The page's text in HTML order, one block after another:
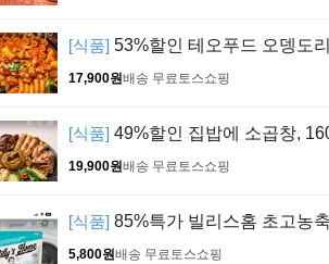
[식품] 53%할인 테오푸드 오뎅도
17,900원배송 무료토스쇼핑
[식품] 49%할인 집밥에 소곱창,
19,900원배송 무료토스쇼핑
[식품] 85%특가 빌리스홈 초고농
5,800원배송 무료토스쇼핑